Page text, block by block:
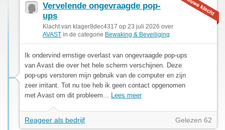
Vervelende ongevraagde pop-
ups
Klacht van klager8dec4317 op 23 juli 2026 over
AVAST in de categorie Bewaking & Beveiliging
Ik ondervind ernstige overlast van ongevraagde pop-ups
van Avast die over het hele scherm verschijnen. Deze
pop-ups verstoren mijn gebruik van de computer en zijn
zeer irritant. Tot nu toe heb ik geen contact opgenomen
met Avast om dit probleem... Lees meer
Reageer als bedrijf Gelezen 62